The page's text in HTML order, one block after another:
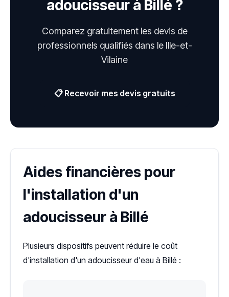
adoucisseur à Billé ?
Comparez gratuitement les devis de
professionnels qualifiés dans le Ille-et-
Vilaine
📋 Recevoir mes devis gratuits
Aides financières pour
l'installation d'un
adoucisseur à Billé
Plusieurs dispositifs peuvent réduire le coût
d'installation d'un adoucisseur d'eau à Billé :